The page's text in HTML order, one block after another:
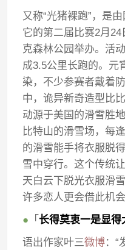
又称“光猪裸跑”，是
它的第二届比赛2月
克森林公园举办。活
成3.5公里长跑的。元
染，不少参赛者戴着
中，诡异新奇造型比
动源于美国的滑雪胜
比特山的滑雪场，每
的滑雪能手将衣服脱
雪中穿行。这个传统
天白云下脱光衣服滑
许多恋人更会借此机
● 「 长得莫衷一是显
语出作家叶三微博：“